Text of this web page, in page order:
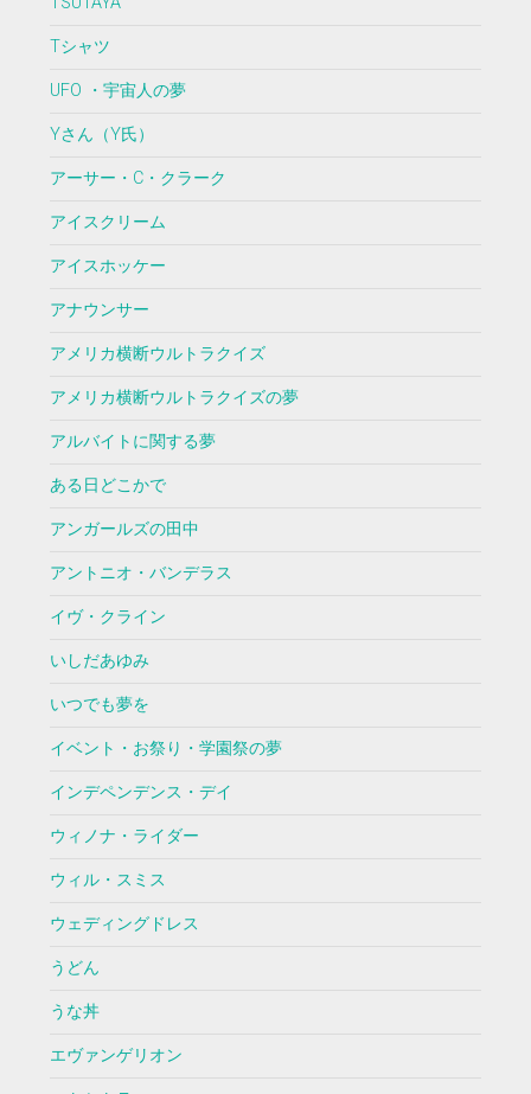
Tシャツ
UFO ・宇宙人の夢
Yさん（Y氏）
アーサー・C・クラーク
アイスクリーム
アイスホッケー
アナウンサー
アメリカ横断ウルトラクイズ
アメリカ横断ウルトラクイズの夢
アルバイトに関する夢
ある日どこかで
アンガールズの田中
アントニオ・バンデラス
イヴ・クライン
いしだあゆみ
いつでも夢を
イベント・お祭り・学園祭の夢
インデペンデンス・デイ
ウィノナ・ライダー
ウィル・スミス
ウェディングドレス
うどん
うな丼
エヴァンゲリオン